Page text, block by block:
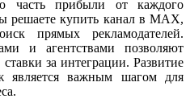
часть прибыли от каждого
решаете купить канал в MAX,
прямых рекламодателей.
и агентствами позволяют
за интеграции. Развитие
является важным шагом для